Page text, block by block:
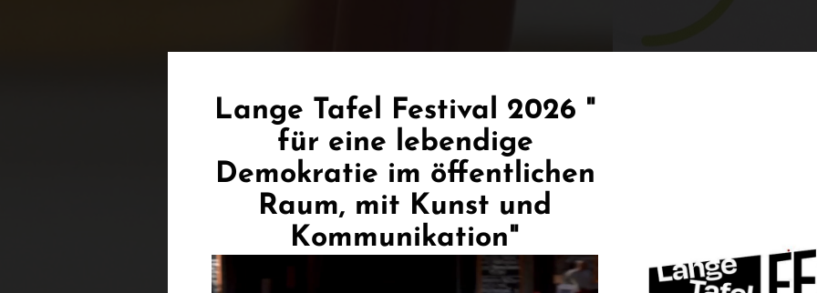
Lange Tafel Festival 2026 "
für eine lebendige
Demokratie im öffentlichen
Raum, mit Kunst und
Kommunikation"